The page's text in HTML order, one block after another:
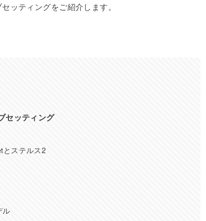
ッティングをご紹介します。
セッティング
とステルス2
ル